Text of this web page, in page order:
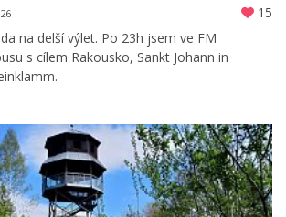
15
na delší výlet. Po 23h jsem ve FM
s cílem Rakousko, Sankt Johann in